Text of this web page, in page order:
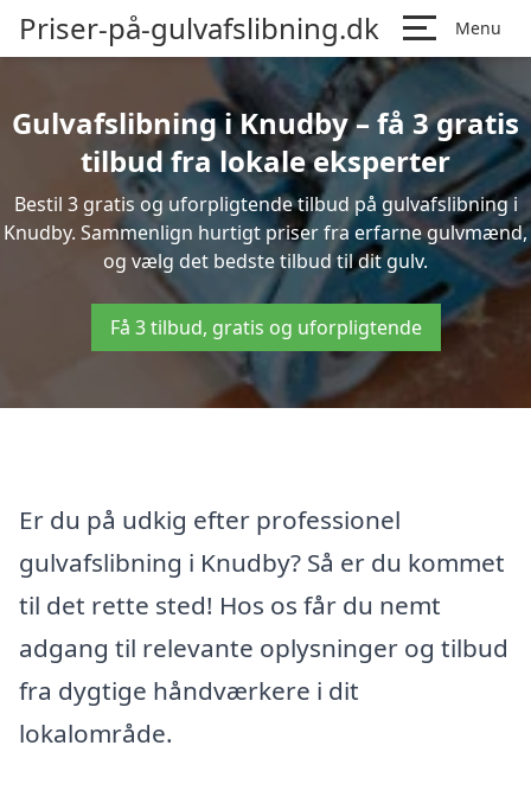
Priser-på-gulvafslibning.dk Menu
Gulvafslibning i Knudby – få 3 gratis
tilbud fra lokale eksperter
Bestil 3 gratis og uforpligtende tilbud på gulvafslibning i
Knudby. Sammenlign hurtigt priser fra erfarne gulvmænd,
og vælg det bedste tilbud til dit gulv.
Få 3 tilbud, gratis og uforpligtende
Er du på udkig efter professionel
gulvafslibning i Knudby? Så er du kommet
til det rette sted! Hos os får du nemt
adgang til relevante oplysninger og tilbud
fra dygtige håndværkere i dit
lokalområde.